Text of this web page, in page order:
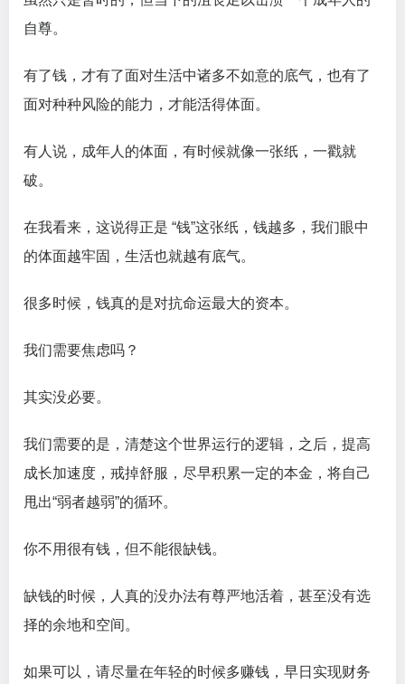
自尊。
有了钱，才有了面对生活中诸多不如意的底气，也有了
面对种种风险的能力，才能活得体面。
有人说，成年人的体面，有时候就像一张纸，一戳就
破。
在我看来，这说得正是 “钱”这张纸，钱越多，我们眼中
的体面越牢固，生活也就越有底气。
很多时候，钱真的是对抗命运最大的资本。
我们需要焦虑吗？
其实没必要。
我们需要的是，清楚这个世界运行的逻辑，之后，提高
成长加速度，戒掉舒服，尽早积累一定的本金，将自己
甩出“弱者越弱”的循环。
你不用很有钱，但不能很缺钱。
缺钱的时候，人真的没办法有尊严地活着，甚至没有选
择的余地和空间。
如果可以，请尽量在年轻的时候多赚钱，早日实现财务